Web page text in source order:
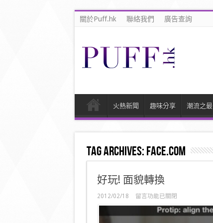
關於Puff.hk 聯絡我們 廣告查詢
火熱新聞 趣味分享 潮流之最
Tag Archives:face.com
好玩! 面貌轉換
2012/02/18
在
〈好
留言功能已關閉